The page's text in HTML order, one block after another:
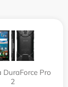
DuraForce Pro
2